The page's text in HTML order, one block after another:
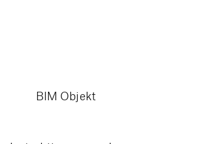
BIM Objekt